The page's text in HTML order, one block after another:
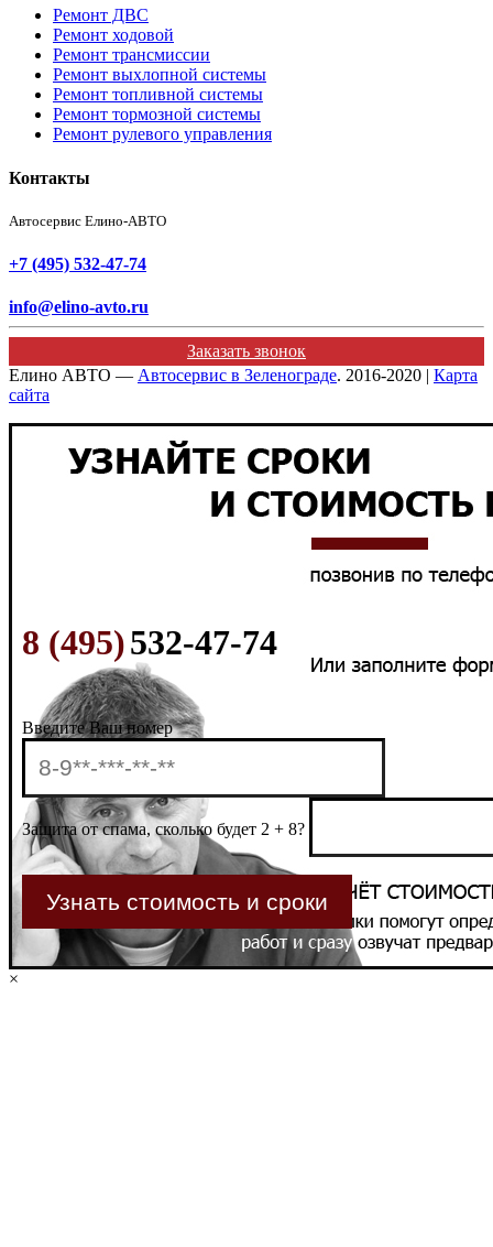
Ремонт ДВС
Ремонт ходовой
Ремонт трансмиссии
Ремонт выхлопной системы
Ремонт топливной системы
Ремонт тормозной системы
Ремонт рулевого управления
Контакты
Автосервис Елино-АВТО
+7 (495) 532-47-74
info@elino-avto.ru
Заказать звонок
Елино АВТО — Автосервис в Зеленограде. 2016-2020 | Карта
сайта
8 (495)532-47-74
Введите Ваш номер
Защита от спама, сколько будет 2 + 8?
×